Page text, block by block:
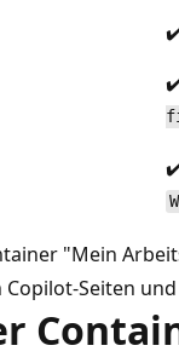
"Mein
Seiten